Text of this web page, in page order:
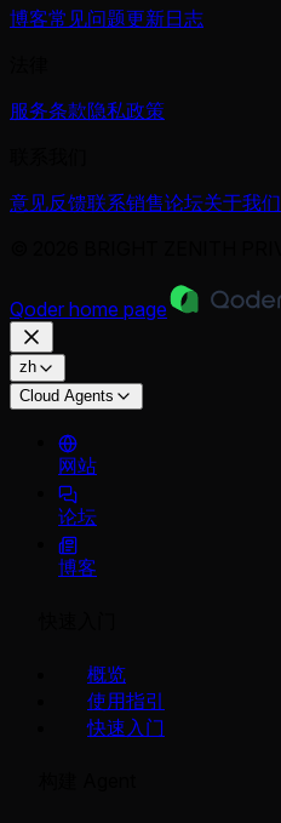
博客常见问题更新日志
服务条款隐私政策
意见反馈联系销售论坛关于我们
Qoder home page
zh
Cloud Agents
网站
论坛
博客
概览
使用指引
快速入门